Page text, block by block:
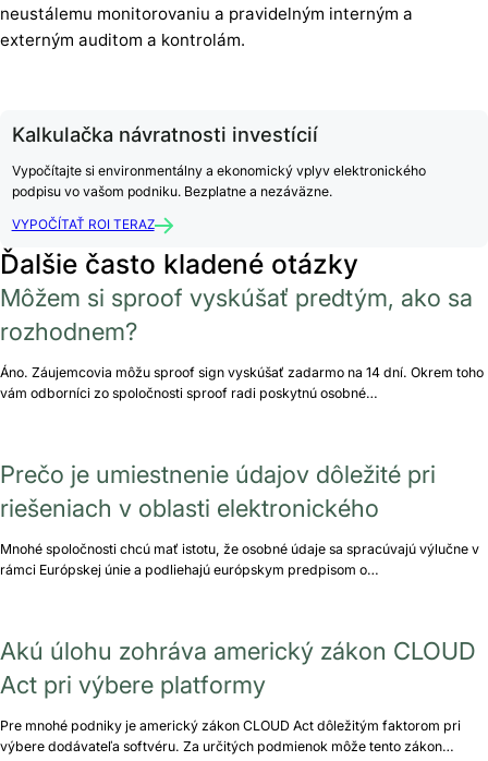
neustálemu monitorovaniu a pravidelným interným a
externým auditom a kontrolám.
Kalkulačka návratnosti investícií
Vypočítajte si environmentálny a ekonomický vplyv elektronického
podpisu vo vašom podniku. Bezplatne a nezáväzne.
VYPOČÍTAŤ ROI TERAZ
Ďalšie často kladené otázky
Môžem si sproof vyskúšať predtým, ako sa
rozhodnem?
Áno. Záujemcovia môžu sproof sign vyskúšať zadarmo na 14 dní. Okrem toho
vám odborníci zo spoločnosti sproof radi poskytnú osobné…
Prečo je umiestnenie údajov dôležité pri
riešeniach v oblasti elektronického
Mnohé spoločnosti chcú mať istotu, že osobné údaje sa spracúvajú výlučne v
rámci Európskej únie a podliehajú európskym predpisom o…
Akú úlohu zohráva americký zákon CLOUD
Act pri výbere platformy
Pre mnohé podniky je americký zákon CLOUD Act dôležitým faktorom pri
výbere dodávateľa softvéru. Za určitých podmienok môže tento zákon…